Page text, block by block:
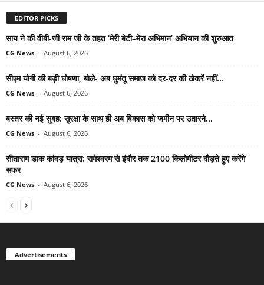
EDITOR PICKS
साय ने की वीबी-जी राम जी के तहत ‘मेरी बेटी–मेरा अभिमान’ अभियान की शुरुआत
CG News - August 6, 2026
सीएम योगी की बड़ी घोषणा, बोले- अब घुमंतू समाज को दर-दर की ठोकरें नहीं...
CG News - August 6, 2026
बस्तर की नई सुबह: सुरक्षा के साथ ही अब विकास को जमीन पर उतारने...
CG News - August 6, 2026
सीताराम डाक कांवड़ यात्रा: रामेश्वरम से इंदौर तक 2100 किलोमीटर दौड़ते हुए करेंगे
सफर
CG News - August 6, 2026
Advertisements